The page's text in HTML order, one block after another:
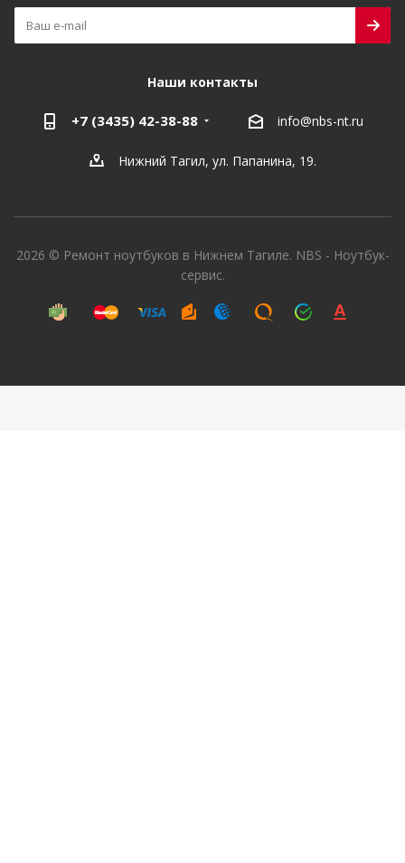
Наши контакты
+7 (3435) 42-38-88 info@nbs-nt.ru
Нижний Тагил, ул. Папанина, 19.
2026 © Ремонт ноутбуков в Нижнем Тагиле. NBS - Ноутбук-
сервис.